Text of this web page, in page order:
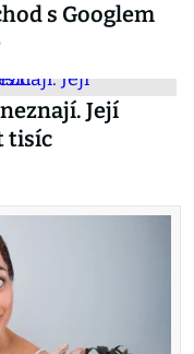
s Googlem
Její
tisíc